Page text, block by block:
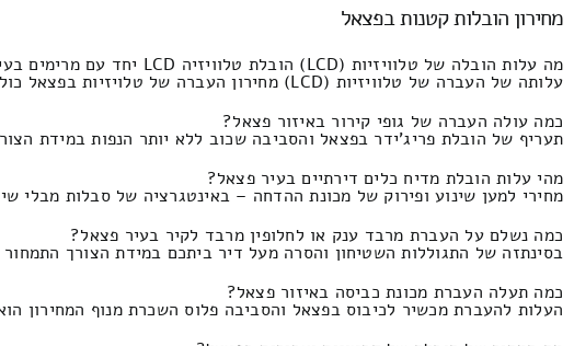
מחירון הובלות קטנות בפצאל
מה עלות הובלה של טלוויזיות (LCD) הובלת טלוויזיה LCD יחד עם מרימים בעיר פצאל?
עלותה של העברה של טלוויזיות (LCD) מחירון העברה של טלויזיות בפצאל כולל מלאכת סבלים הובלה של טלוויזיה LED העלות הינו 280 ולכל היותר 170 שקל.
כמה עולה העברה של גופי קירור באיזור פצאל?
תעריף של הובלת פריג'ידר בפצאל והסביבה שכוב ללא יותר הנפות במידת הצורך כולל עבודת
מהי עלות הובלת מדיח כלים דירתיים בעיר פצאל?
מחירי למען שינוע ופירוק של מכונת ההדחה – באינטגרציה של סבלות מבלי שירותי הנפה מלאכת
כמה נשלם על העברת מרבד ענק או לחלופין מרבד לקיר בעיר פצאל?
בסינתזה של התגוללות השטיחון והסרה מעל דיר ביתכם במידת הצורך התמחור זה 290 וזה מגיע עד
כמה תעלה העברת מכונת כביסה באיזור פצאל?
העלות להעברת מכשיר לכיבוס בפצאל והסביבה פלוס השכרת מנוף המחירון הוא 350 ולכל היותר 180